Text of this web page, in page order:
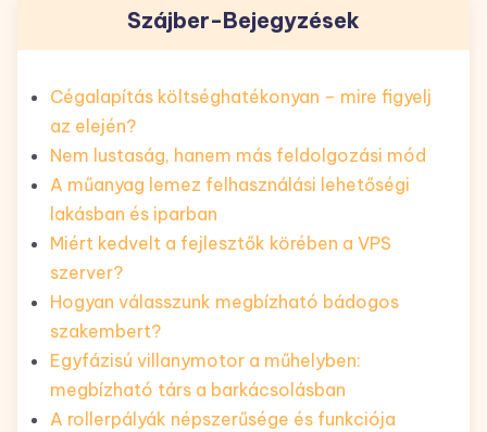
Szájber-Bejegyzések
Cégalapítás költséghatékonyan – mire figyelj
az elején?
Nem lustaság, hanem más feldolgozási mód
A műanyag lemez felhasználási lehetőségi
lakásban és iparban
Miért kedvelt a fejlesztők körében a VPS
szerver?
Hogyan válasszunk megbízható bádogos
szakembert?
Egyfázisú villanymotor a műhelyben:
megbízható társ a barkácsolásban
A rollerpályák népszerűsége és funkciója